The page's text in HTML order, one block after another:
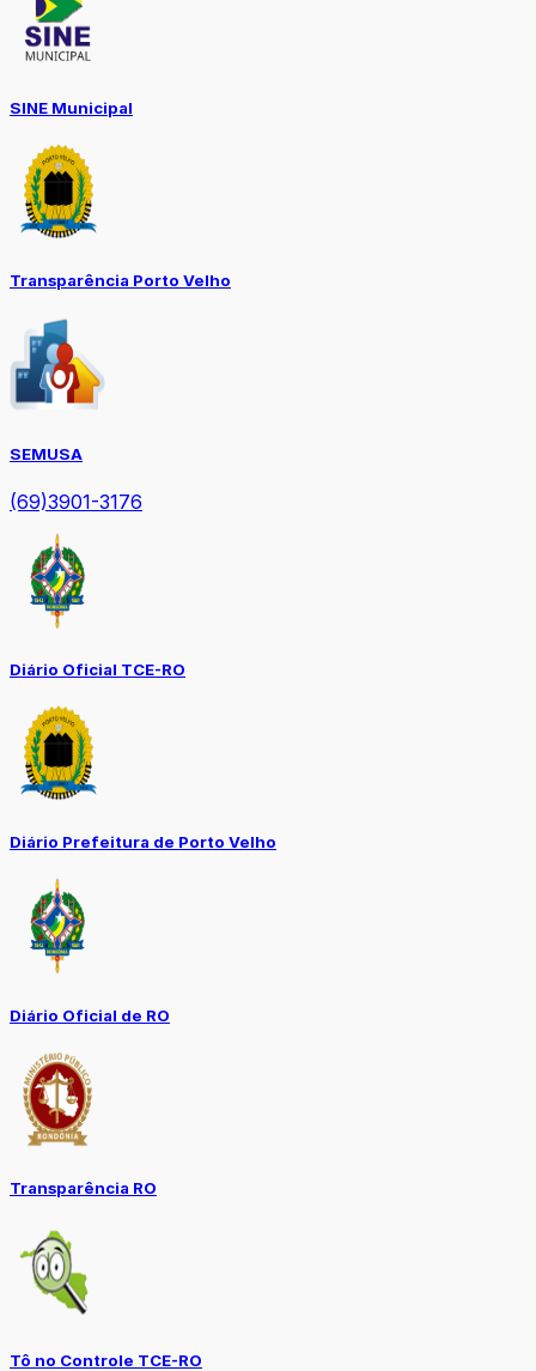
SINE Municipal
Transparência Porto Velho
SEMUSA
(69)3901-3176
Diário Oficial TCE-RO
Diário Prefeitura de Porto Velho
Diário Oficial de RO
Transparência RO
Tô no Controle TCE-RO